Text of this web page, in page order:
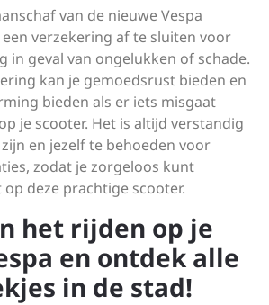
van de nieuwe Vespa
verzekering af te sluiten voor
in geval van ongelukken of schade.
kan je gemoedsrust bieden en
bieden als er iets misgaat
je scooter. Het is altijd verstandig
en jezelf te behoeden voor
zodat je zorgeloos kunt
deze prachtige scooter.
het rijden op je
en ontdek alle
in de stad!